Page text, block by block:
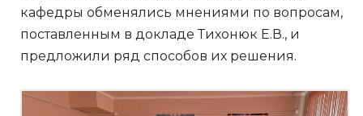
кафедры обменялись мнениями по вопросам,
поставленным в докладе Тихонюк Е.В., и
предложили ряд способов их решения.